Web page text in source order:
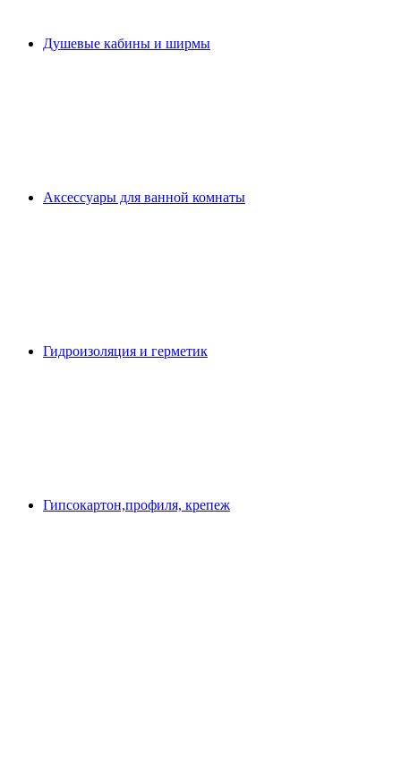
Душевые кабины и ширмы
Аксессуары для ванной комнаты
Гидроизоляция и герметик
Гипсокартон,профиля, крепеж